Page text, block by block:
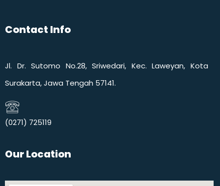
Contact Info
Jl. Dr. Sutomo No.28, Sriwedari, Kec. Laweyan, Kota
Surakarta, Jawa Tengah 57141.
(0271) 725119​
Our Location